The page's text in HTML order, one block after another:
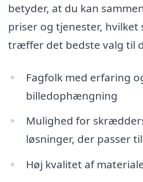
betyder, at du kan
priser og tjenester, hvilket
træffer det bedste valg til
Fagfolk med erfaring
billedophængning
Mulighed for
løsninger, der passer
Høj kvalitet af